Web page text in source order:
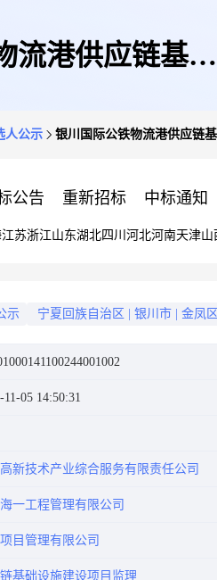
流港供应链基础
人公示 银川国际公铁物流港供应链
公告 重新招标 中标通知
江苏浙江山东湖北四川 河北河南天津山
示 宁夏回族自治区 银川市 金凤
11-05 14:50:31
新技术产业综合服务有限责任公司
一工程管理有限公司
目管理有限公司
基础设施建设项目监理